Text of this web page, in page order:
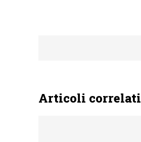
Articoli correlati